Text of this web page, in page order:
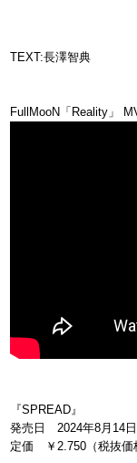
TEXT:長澤智典
FullMooN「Reality」
『SPREAD』
発売日 2024年8月14日
定価 ￥2.750（税抜価